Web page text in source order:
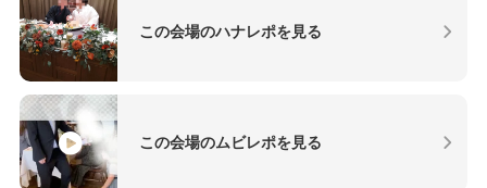
この会場のハナレポを見る
この会場のムビレポを見る